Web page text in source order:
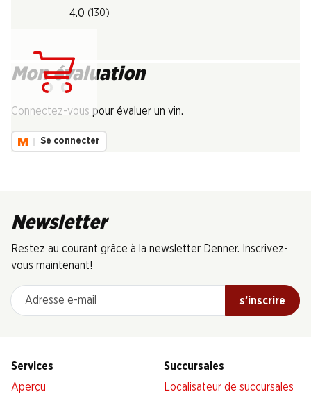
4.0 (130)
Mon évaluation
Connectez-vous pour évaluer un vin.
Se connecter
Newsletter
Restez au courant grâce à la newsletter Denner. Inscrivez-
vous maintenant!
Adresse e-mail
s’inscrire
Services
Aperçu
Succursales
Localisateur de succursales